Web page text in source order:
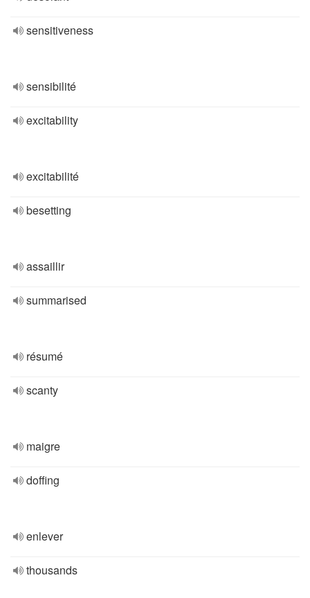
sensitiveness
sensibilité
excitability
excitabilité
besetting
assaillir
summarised
résumé
scanty
maigre
doffing
enlever
thousands